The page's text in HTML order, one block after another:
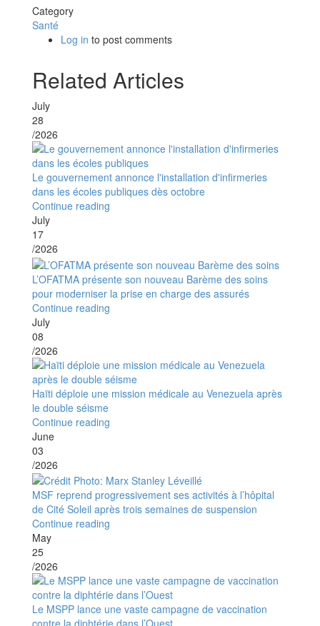
Category
Santé
Log in to post comments
Related Articles
July
28
/2026
Le gouvernement annonce l'installation d'infirmeries
dans les écoles publiques dès octobre
Continue reading
July
17
/2026
L’OFATMA présente son nouveau Barème des soins
pour moderniser la prise en charge des assurés
Continue reading
July
08
/2026
Haïti déploie une mission médicale au Venezuela après
le double séisme
Continue reading
June
03
/2026
MSF reprend progressivement ses activités à l’hôpital
de Cité Soleil après trois semaines de suspension
Continue reading
May
25
/2026
Le MSPP lance une vaste campagne de vaccination
contre la diphtérie dans l’Ouest